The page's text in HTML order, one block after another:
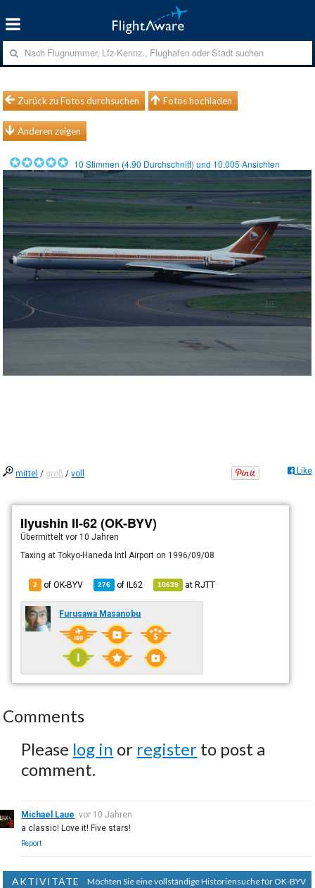
Zurück zu Fotos durchsuchen Fotos hochladen
Anderen zeigen
10 Stimmen (4.90 Durchschnitt) und 10.005 Ansichten
mittel / groß /voll Like
Ilyushin Il-62 (OK-BYV)
Übermitteltvor 10 Jahren
Taxing at Tokyo-Haneda Intl Airport on 1996/09/08
2 of OK-BYV 276 ofIL62 10639 atRJTT
Furusawa Masanobu
Comments
Please log in or register to post a
comment.
Michael Laue vor 10 Jahren
a classic! Love it! Five stars!
Report
AKTIVITÄTE
Möchten Sie eine vollständige Historiensuche für OK-BYV